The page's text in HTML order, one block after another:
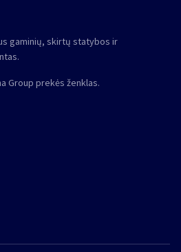
gaminių, skirtų statybos ir
Group prekės ženklas.